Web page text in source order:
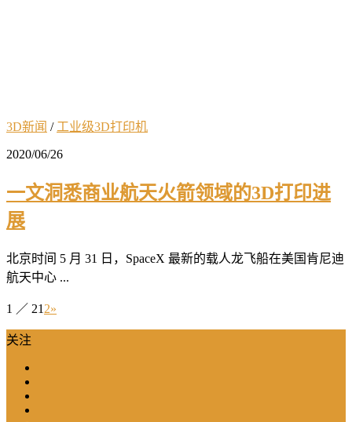
3D新闻 / 工业级3D打印机
2020/06/26
一文洞悉商业航天火箭领域的3D打印进
展
北京时间 5 月 31 日，SpaceX 最新的载人龙飞船在美国肯尼迪
航天中心 ...
1 ／ 21 2»
关注